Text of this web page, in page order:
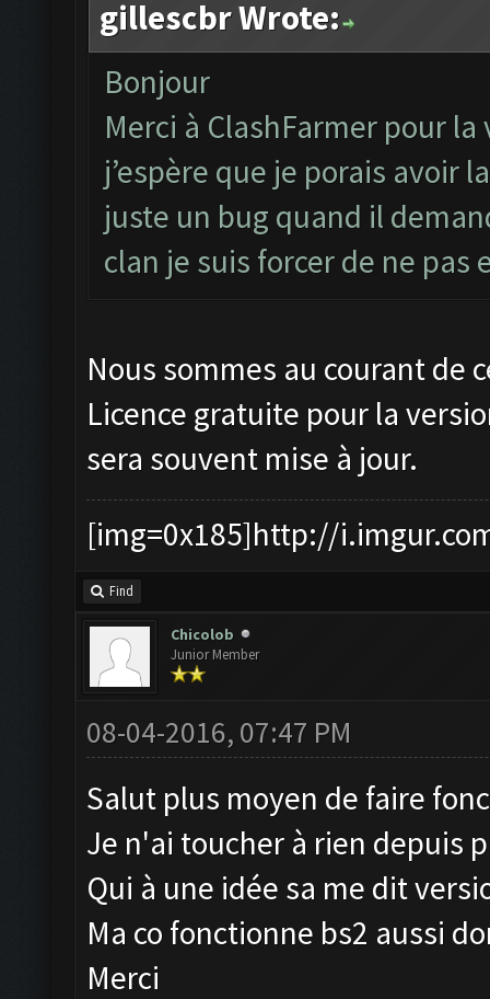
gillescbr Wrote:
Bonjour
Merci à ClashFarmer pour
j’espère que je porais avoir
juste un bug quand il
clan je suis forcer de ne
Nous sommes au courant de
Licence gratuite pour la
sera souvent mise à jour.
[img=0x185]http://
Find
Chicolob
Junior Member
08-04-2016, 07:47 PM
Salut plus moyen de faire
Je n'ai toucher à rien depuis
Qui à une idée sa me dit
Ma co fonctionne bs2 aussi
Merci